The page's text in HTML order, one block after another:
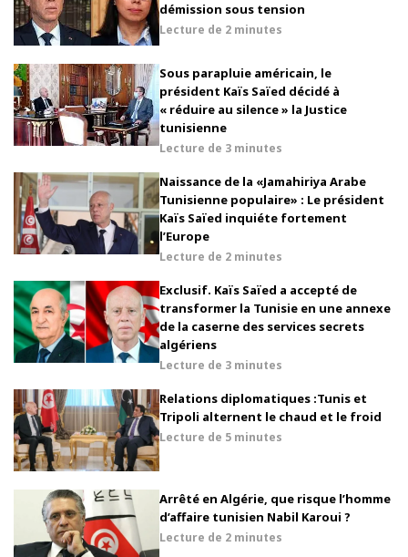
démission sous tension
Lecture de 2 minutes
Sous parapluie américain, le
président Kaïs Saïed décidé à
« réduire au silence » la Justice
tunisienne
Lecture de 3 minutes
Naissance de la «Jamahiriya Arabe
Tunisienne populaire» : Le président
Kaïs Saïed inquiéte fortement
l’Europe
Lecture de 2 minutes
Exclusif. Kaïs Saïed a accepté de
transformer la Tunisie en une annexe
de la caserne des services secrets
algériens
Lecture de 3 minutes
Relations diplomatiques :Tunis et
Tripoli alternent le chaud et le froid
Lecture de 5 minutes
Arrêté en Algérie, que risque l’homme
d’affaire tunisien Nabil Karoui ?
Lecture de 2 minutes